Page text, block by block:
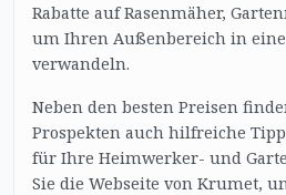
Rabatte auf Rasenmäher,
um Ihren Außenbereich in eine
verwandeln.
Neben den besten Preisen
Prospekten auch hilfreiche
für Ihre Heimwerker- und
Sie die Webseite von Krumet,